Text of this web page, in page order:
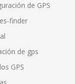
de GPS
finder
de gps
GPS